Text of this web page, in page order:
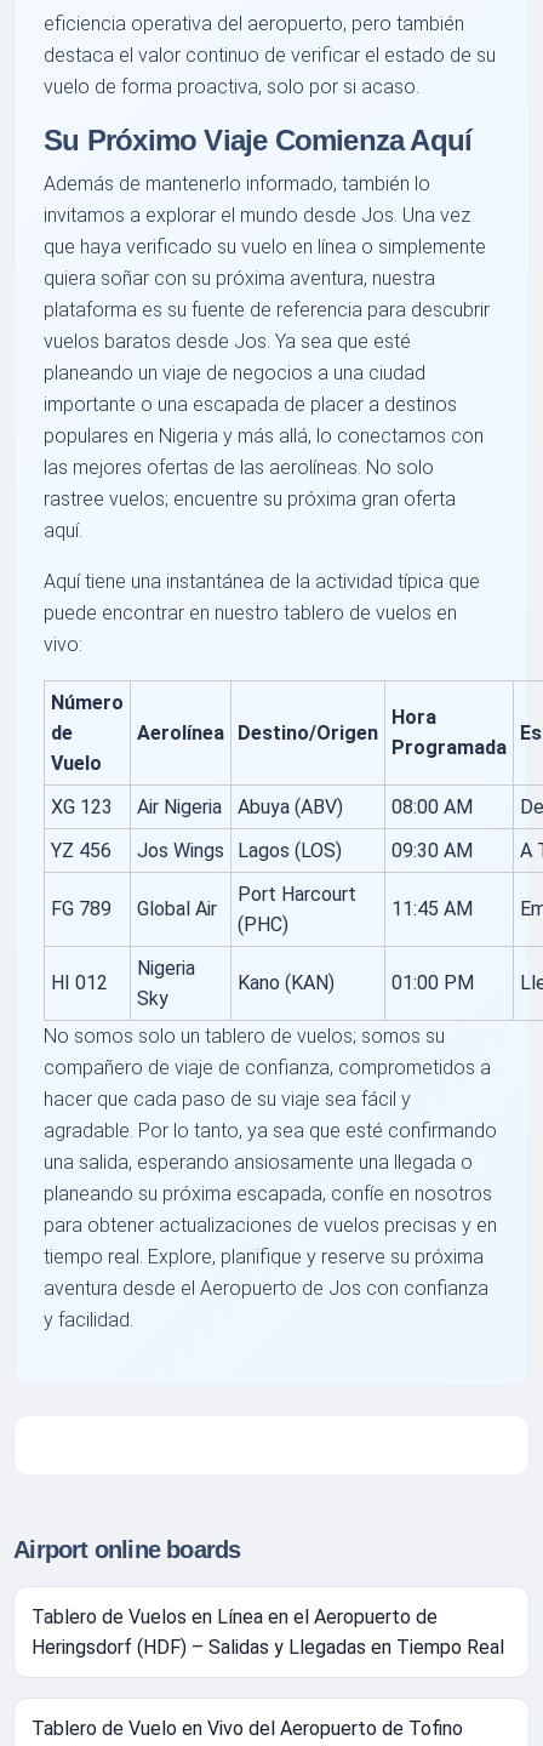
eficiencia operativa del aeropuerto, pero también
destaca el valor continuo de verificar el estado de su
vuelo de forma proactiva, solo por si acaso.
Su Próximo Viaje Comienza Aquí
Además de mantenerlo informado, también lo
invitamos a explorar el mundo desde Jos. Una vez
que haya verificado su vuelo en línea o simplemente
quiera soñar con su próxima aventura, nuestra
plataforma es su fuente de referencia para descubrir
vuelos baratos desde Jos. Ya sea que esté
planeando un viaje de negocios a una ciudad
importante o una escapada de placer a destinos
populares en Nigeria y más allá, lo conectamos con
las mejores ofertas de las aerolíneas. No solo
rastree vuelos; encuentre su próxima gran oferta
aquí.
Aquí tiene una instantánea de la actividad típica que
puede encontrar en nuestro tablero de vuelos en
vivo:
Número
de
Vuelo
Aerolínea Destino/Origen
Hora
Programada
XG 123 Air Nigeria Abuya (ABV) 08:00 AM
YZ 456
Jos Wings Lagos (LOS) 09:30 AM A
FG 789 Global Air
Port Harcourt
(PHC)
11:45 AM
HI 012
Nigeria
Sky
Kano (KAN) 01:00 PM
No somos solo un tablero de vuelos; somos su
compañero de viaje de confianza, comprometidos a
hacer que cada paso de su viaje sea fácil y
agradable. Por lo tanto, ya sea que esté confirmando
una salida, esperando ansiosamente una llegada o
planeando su próxima escapada, confíe en nosotros
para obtener actualizaciones de vuelos precisas y en
tiempo real. Explore, planifique y reserve su próxima
aventura desde el Aeropuerto de Jos con confianza
y facilidad.
Airport online boards
Tablero de Vuelos en Línea en el Aeropuerto de
Heringsdorf (HDF) – Salidas y Llegadas en Tiempo Real
Tablero de Vuelo en Vivo del Aeropuerto de Tofino